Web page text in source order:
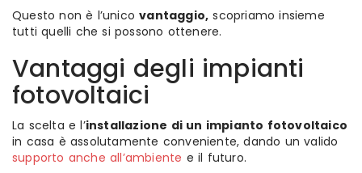
Questo non è l’unicovantaggio, scopriamo insieme
tutti quelli che si possono ottenere.
Vantaggi degli impianti
fotovoltaici
La scelta e l’installazione di un impianto fotovoltaico
in casa è assolutamente conveniente, dando un valido
supporto anche all’ambiente e il futuro.